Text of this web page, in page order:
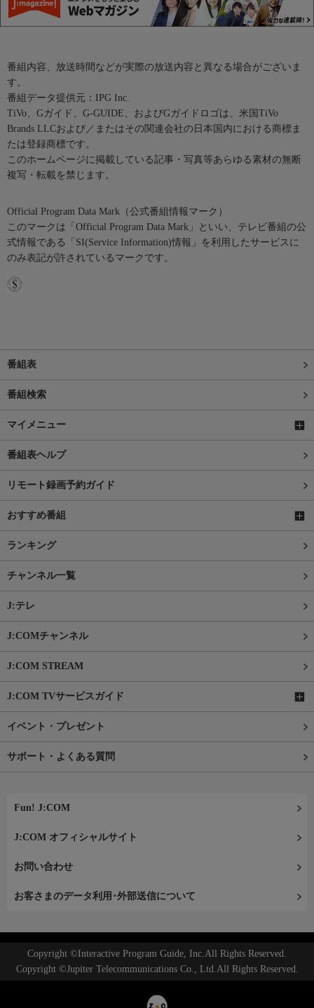
番組内容、放送時間などが実際の放送内容と異なる場合がございま
す。
番組データ提供元：IPG Inc.
TiVo、Gガイド、G-GUIDE、およびGガイドロゴは、米国TiVo
Brands LLCおよび／またはその関連会社の日本国内における商標ま
たは登録商標です。
このホームページに掲載している記事・写真等あらゆる素材の無断
複写・転載を禁じます。
Official Program Data Mark（公式番組情報マーク）
このマークは「Official Program Data Mark」といい、テレビ番組の公
式情報である「SI(Service Information)情報」を利用したサービスに
のみ表記が許されているマークです。
番組表
番組検索
マイメニュー
番組表ヘルプ
リモート録画予約ガイド
おすすめ番組
ランキング
チャンネル一覧
J:テレ
J:COMチャンネル
J:COM STREAM
J:COM TVサービスガイド
イベント・プレゼント
サポート・よくある質問
Fun! J:COM
J:COM オフィシャルサイト
お問い合わせ
お客さまのデータ利用･外部送信について
Copyright ©Interactive Program Guide, Inc.All Rights Reserved.
Copyright ©Jupiter Telecommunications Co., Ltd.All Rights Reserved.